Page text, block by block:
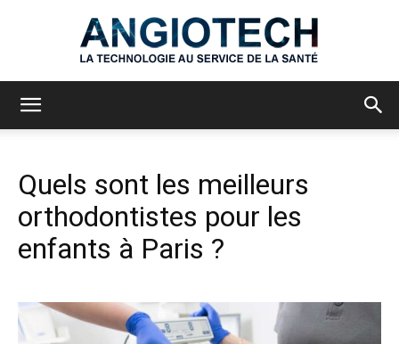
Quels sont les meilleurs
orthodontistes pour les
enfants à Paris ?